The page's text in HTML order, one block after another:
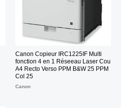
Canon Copieur IRC1225IF Multi
fonction 4 en 1 Réseeau Laser Cou
A4 Recto Verso PPM B&W 25 PPM
Col 25
Canon